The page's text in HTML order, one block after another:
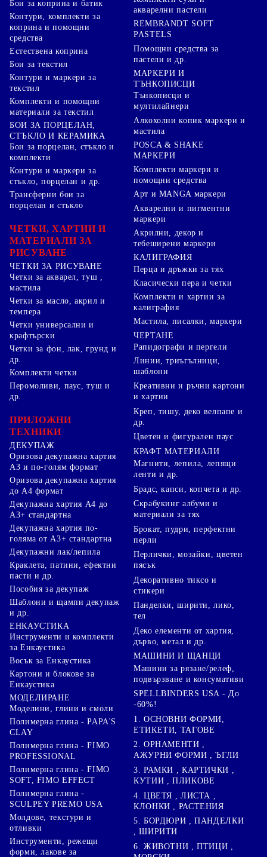
Бои за коприна и батик
Контури, комплекти за
коприна и помощни
средства
Естествена коприна
Бои за текстил
Контури и маркери за
текстил
Комплекти и помощни
материали за текстил
БОИ ЗА ПОРЦЕЛАН,
СТЪКЛО И КЕРАМИКА
Бои за порцелан, стъкло и
комплекти
Контури и маркери за
стъкло, порцелан и др.
Трансферни бои за
порцелан и стъкло
ЧЕТКИ, ХАРТИИ И
МАТЕРИАЛИ ЗА
РИСУВАНЕ
ЧЕТКИ ЗА РИСУВАНЕ
Четки за акварел, туш ,
мастила
Четки за масло, акрил и
темпера
Четки универсални и
крафтърски
Четки за фон, лак, грунд и
др.
Комплекти четки
акварелни пастели
REMBRANDT SOFT
PASTELS
Помощни средства за
пастели и др.
МАРКЕРИ И
ТЪНКОПИСЦИ
Тънкописци и
мултилайнери
Алкохолни копик маркери и
мастила
POSCA & SHAKE
МАРКЕРИ
Комплекти маркери и
помощни средства
Арт и MANGA маркери
Акварелни и пигментни
маркери
Акрилни, декор и
тебеширени маркери
КАЛИГРАФИЯ
Перца и дръжки за тях
Класически пера и четки
Комплекти и хартии за
калиграфия
Мастила, писалки, маркери
ЧЕРТАНЕ
Рапидографи и пергели
Линии, триъгълници,
шаблони
Перомоливи, паус, туш и
др.
ПРИЛОЖНИ
ТЕХНИКИ
ДЕКУПАЖ
Оризова декупажна хартия
А3 и по-голям формат
Оризова декупажна хартия
до А4 формат
Декупажна хартия А4 до
А3+ стандартна
Декупажна хартия по-
голяма от А3+ стандартна
Декупажни лак/лепила
Краклета, патини, ефектни
пасти и др.
Пособия за декупаж
Шаблони и щампи декупаж
и др.
ЕНКАУСТИКА
Инструменти и комплекти
за Енкаустика
Восък за Енкаустика
Картони и блокове за
Енкаустика
МОДЕЛИРАНЕ
Моделини, глини и смоли
Полимерна глина - PAPA'S
CLAY
Полимерна глина - FIMO
PROFESSIONAL
Полимерна глина - FIMO
SOFT, FIMO EFFECT
Полимерна глина -
SCULPEY PREMO USA
Молдове, текстури и
отливки
Инструменти, режещи
форми, лакове за
Креативни и ръчни картони
и хартии
Креп, тишу, деко велпапе и
др.
Цветен и фигурален паус
КРАФТ МАТЕРИАЛИ
Магнити, лепила, лепящи
ленти и др.
Брадс, капси, копчета и др.
Скрабукинг албуми и
материали за тях
Брокат, пудри, перфектни
перли
Перлички, мозайки, цветен
пясък
Декоративно тиксо и
стикери
Панделки, ширити, лико,
тел
Деко елементи от хартия,
дърво, метал и др.
МАШИНИ И ЩАНЦИ
Машини за рязане/релеф,
подвързване и консумативи
SPELLBINDERS USA - До
-60%!
1. ОСНОВНИ ФОРМИ,
ЕТИКЕТИ, ТАГОВЕ
2. ОРНАМЕНТИ ,
АЖУРНИ ФОРМИ , ЪГЛИ
3. РАМКИ , КАРТИЧКИ ,
КУТИИ , ПЛИКОВЕ
4. ЦВЕТЯ , ЛИСТА ,
КЛОНКИ , РАСТЕНИЯ
5. БОРДЮРИ , ПАНДЕЛКИ
, ШИРИТИ
6. ЖИВОТНИ , ПТИЦИ ,